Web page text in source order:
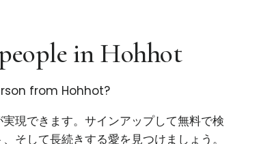
in Hohhot
from Hohhot?
現できます。サインアップして無料で検
そして長続きする愛を見つけましょう。